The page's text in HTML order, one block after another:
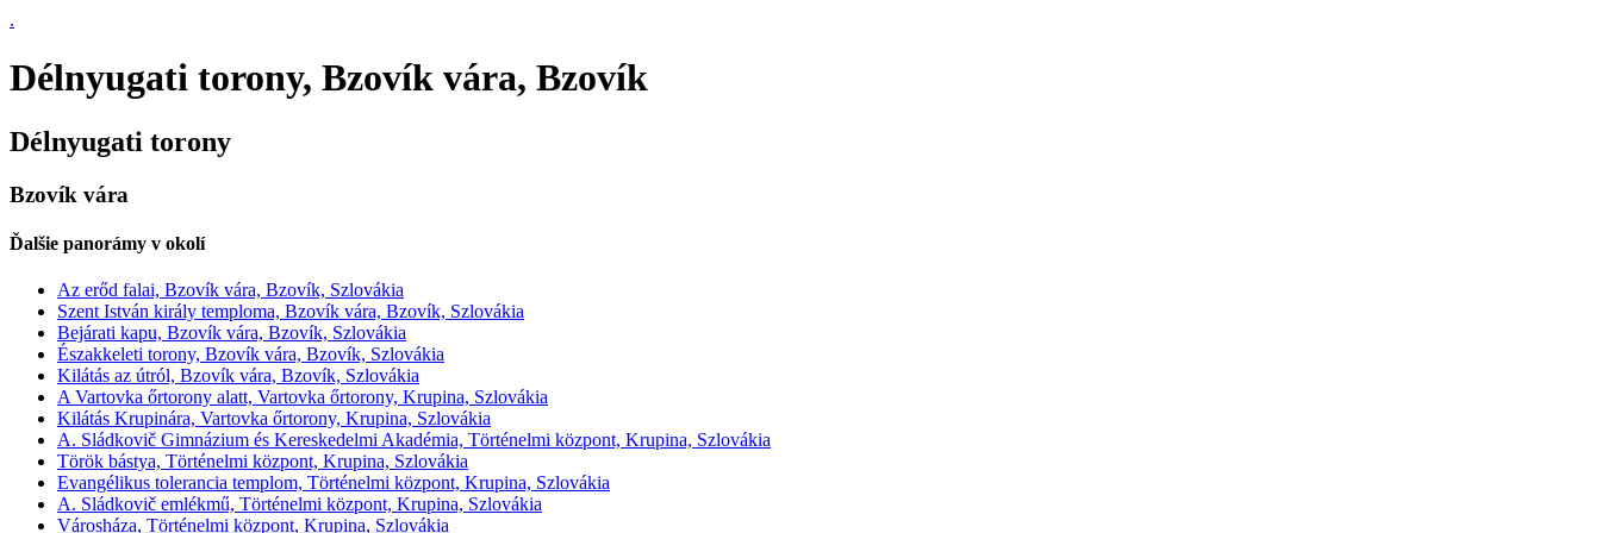
.
Délnyugati torony, Bzovík vára, Bzovík
Délnyugati torony
Bzovík vára
Ďalšie panorámy v okolí
Az erőd falai, Bzovík vára, Bzovík, Szlovákia
Szent István király temploma, Bzovík vára, Bzovík, Szlovákia
Bejárati kapu, Bzovík vára, Bzovík, Szlovákia
Északkeleti torony, Bzovík vára, Bzovík, Szlovákia
Kilátás az útról, Bzovík vára, Bzovík, Szlovákia
A Vartovka őrtorony alatt, Vartovka őrtorony, Krupina, Szlovákia
Kilátás Krupinára, Vartovka őrtorony, Krupina, Szlovákia
A. Sládkovič Gimnázium és Kereskedelmi Akadémia, Történelmi központ, Krupina, Szlovákia
Török bástya, Történelmi központ, Krupina, Szlovákia
Evangélikus tolerancia templom, Történelmi központ, Krupina, Szlovákia
A. Sládkovič emlékmű, Történelmi központ, Krupina, Szlovákia
Városháza, Történelmi központ, Krupina, Szlovákia